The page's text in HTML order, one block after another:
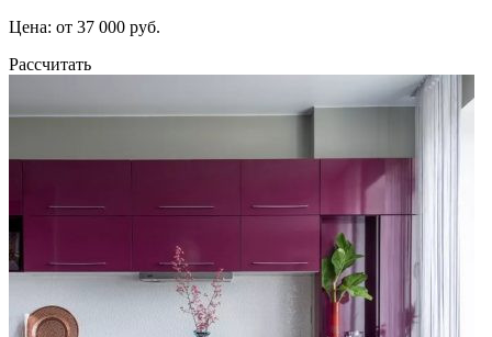
Цена: от 37 000 руб.
Рассчитать